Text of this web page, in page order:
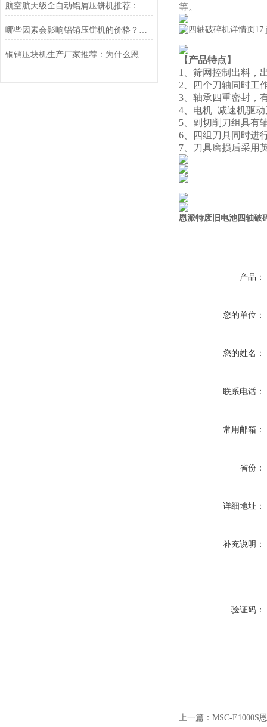
航空航天级全自动铝屑压饼机推荐：为什么恩派特是您的理想选择？
哪些因素会影响铝销压饼机的价格？推荐恩派特品牌
铜销压块机生产厂家推荐：为什么恩派特是您的理想之选？
等。
【产品特点】
1、筛网控制出料，
2、四个刀轴同时工
3、轴承四重密封，
4、电机+减速机驱
5、副切削刀组具有
6、四组刀具同时进
7、刀具磨损后采用
恩派特废旧电池四轴破
产品：
您的单位：
您的姓名：
联系电话：
常用邮箱：
省份：
详细地址：
补充说明：
验证码：
上一篇： MSC-E1000S